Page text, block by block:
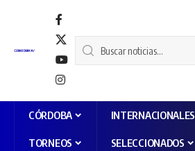
CÓRDOBA INTERNACIONALES
TORNEOS SELECCIONADOS